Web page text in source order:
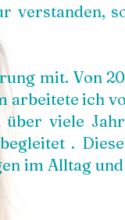
verstanden,
mit. Von
ich
viele
.
im Alltag